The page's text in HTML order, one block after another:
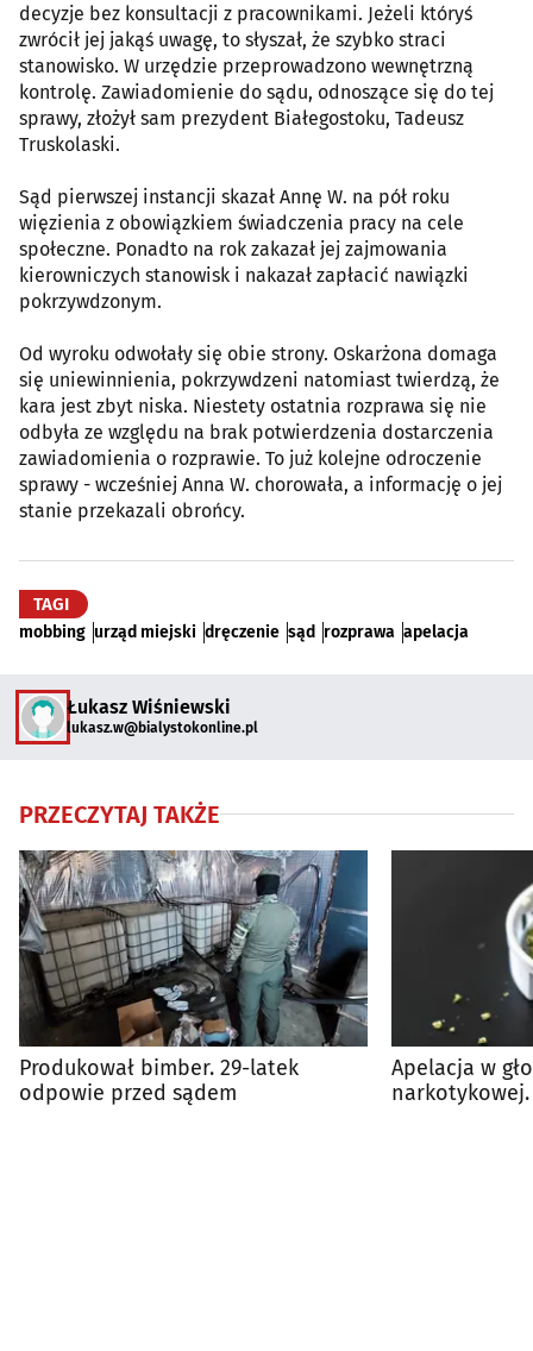
decyzje bez konsultacji z pracownikami. Jeżeli któryś
zwrócił jej jakąś uwagę, to słyszał, że szybko straci
stanowisko. W urzędzie przeprowadzono wewnętrzną
kontrolę. Zawiadomienie do sądu, odnoszące się do tej
sprawy, złożył sam prezydent Białegostoku, Tadeusz
Truskolaski.
Sąd pierwszej instancji skazał Annę W. na pół roku
więzienia z obowiązkiem świadczenia pracy na cele
społeczne. Ponadto na rok zakazał jej zajmowania
kierowniczych stanowisk i nakazał zapłacić nawiązki
pokrzywdzonym.
Od wyroku odwołały się obie strony. Oskarżona domaga
się uniewinnienia, pokrzywdzeni natomiast twierdzą, że
kara jest zbyt niska. Niestety ostatnia rozprawa się nie
odbyła ze względu na brak potwierdzenia dostarczenia
zawiadomienia o rozprawie. To już kolejne odroczenie
sprawy - wcześniej Anna W. chorowała, a informację o jej
stanie przekazali obrońcy.
TAGI
mobbing urząd miejski dręczenie sąd rozprawa apelacja
Łukasz Wiśniewski
lukasz.w@bialystokonline.pl
PRZECZYTAJ TAKŻE
Produkował bimber. 29-latek
odpowie przed sądem
Apelacja w
narkotykowej.